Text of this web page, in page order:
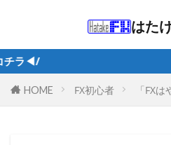
はた
HOME FX初心者 「FX